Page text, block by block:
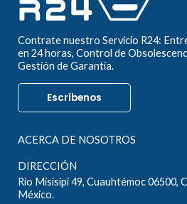
Contrate nuestro Servicio R24:
en 24 horas, Control de
Gestión de Garantía.
Escríbenos
ACERCA DE NOSOTROS
DIRECCIÓN
Rio Misisipi 49, Cuauhtémoc 06500,
México.